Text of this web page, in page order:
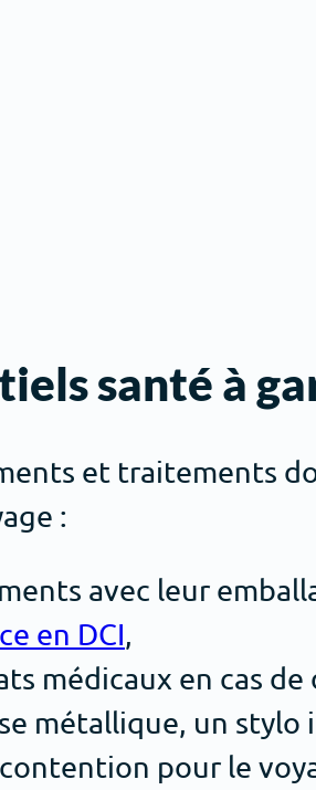
santé à
et traitements
:
avec leur
en DCI,
médicaux en cas
métallique, un stylo
pour le